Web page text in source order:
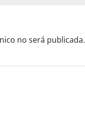
no será publicada.